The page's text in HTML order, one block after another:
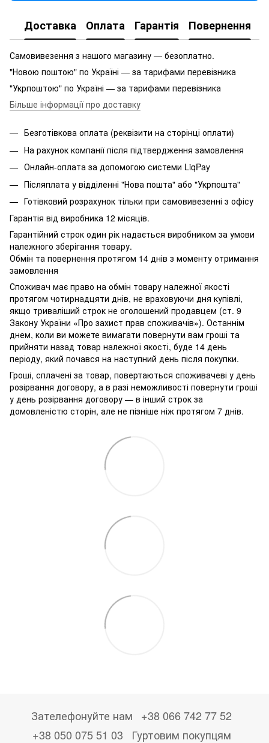
Доставка Оплата Гарантія Повернення
Самовивезення з нашого магазину — безоплатно.
"Новою поштою" по Україні — за тарифами перевізника
"Укрпоштою" по Україні — за тарифами перевізника
Більше інформації про доставку
Безготівкова оплата (реквізити на сторінці оплати)
На рахунок компанії після підтвердження замовлення
Онлайн-оплата за допомогою системи LiqPay
Післяплата у відділенні "Нова пошта" або "Укрпошта"
Готівковий розрахунок тільки при самовивезенні з офісу
Гарантія від виробника 12 місяців.
Гарантійний строк один рік надається виробником за умови
належного зберігання товару.
Обмін та повернення протягом 14 днів з моменту отримання
замовлення
Споживач має право на обмін товару належної якості
протягом чотирнадцяти днів, не враховуючи дня купівлі,
якщо триваліший строк не оголошений продавцем (ст. 9
Закону України «Про захист прав споживачів»). Останнім
днем, коли ви можете вимагати повернути вам гроші та
прийняти назад товар належної якості, буде 14 день
періоду, який почався на наступний день після покупки.
Гроші, сплачені за товар, повертаються споживачеві у день
розірвання договору, а в разі неможливості повернути гроші
у день розірвання договору — в інший строк за
домовленістю сторін, але не пізніше ніж протягом 7 днів.
Зателефонуйте нам
+38 066 742 77 52
+38 050 075 51 03
Гуртовим покупцям